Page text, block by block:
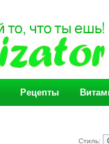
Рецепты
Стиль: